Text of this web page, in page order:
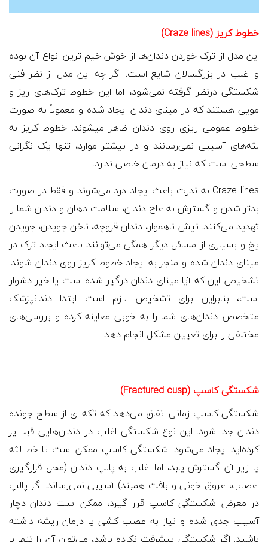
خطوط کریز (Craze lines)
این مدل از ترک خوردن دندان‌ها از خوش خیم ترین انواع آن بوده
و اغلب در بزرگسالان شایع است. اگر چه این مدل از نظر فنی
شکستگی درنظر گرفته نمی‌شود، اما این خطوط ترک‌های ریز و
مویی هستند که در مینای دندان ایجاد شده و معمولاً به صورت
خطوط عمومی ریزی روی دندان ظاهر می‎شوند. خطوط کریز به
لثه‌های آسیبی نمی‌رسانند و در بیشتر موارد، تنها یک نگرانی
سطحی است که نیاز به درمان خاصی ندارد.
Craze lines به ندرت باعث ایجاد درد می‌شوند و فقط در صورت
بدتر شدن و گسترش به عاج دندان، سلامت دهان و دندان شما را
تهدید می‌کنند. نیش ناهموار، دندان قروچه، ناخن جویدن، جویدن
یخ و بسیاری از مسائل دیگر همگی می‌توانند باعث ایجاد ترک در
مینای دندان شده و منجر به ایجاد خطوط کریز روی دندان شوند.
تشخیص این که آیا مینای دندان درگیر شده است یا خیر دشوار
است، بنابراین برای تشخیص لازم است ابتدا دندانپزشک
متخصص دندان‌های شما را به خوبی معاینه کرده و بررسی‌های
مختلفی را برای تعیین مشکل انجام دهد.
شکستگی کاسپ (Fractured cusp)
شکستگی کاسپ زمانی اتفاق می‌دهد که تکه ای از سطح جونده
دندان جدا شود. این نوع شکستگی اغلب در دندان‌هایی قبلا پر
کرده‌اید ایجاد می‌شود. شکستگی کاسپ ممکن است تا خط لثه
یا زیر آن گسترش یابد، اما اغلب به پالپ دندان (محل قرارگیری
اعصاب، عروق خونی و بافت همبند) آسیبی نمی‌رساند. اگر پالپ
در معرض شکستگی کاسپ قرار گیرد، ممکن است دندان دچار
آسیب جدی شده و نیاز به عصب کشی یا درمان ریشه داشته